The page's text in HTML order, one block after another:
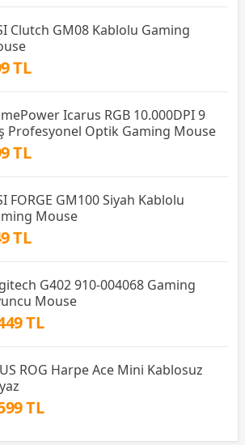
Clutch GM08 Kablolu Gaming
TL
Icarus RGB 10.000DPI 9
Profesyonel Optik Gaming Mouse
TL
FORGE GM100 Siyah Kablolu
Mouse
TL
G402 910-004068 Gaming
Mouse
TL
ROG Harpe Ace Mini Kablosuz
TL